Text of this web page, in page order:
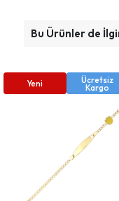
Bu Ürünler de
Yeni Ücretsiz
Kargo